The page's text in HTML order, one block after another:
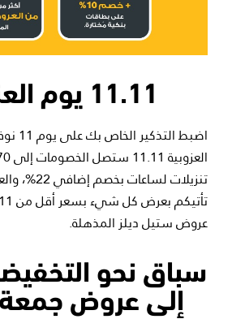
11.11 يوم العزوبية
اضبط
تنزيلات
عروض ستيل ديلز المذهلة.
سباق نحو
إلى عروض جمعة